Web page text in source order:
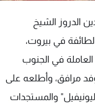
الدروز الشيخ
في بيروت،
العاملة في الجنوب
ووفد مرافق، وأطلعه على
والمستجدات